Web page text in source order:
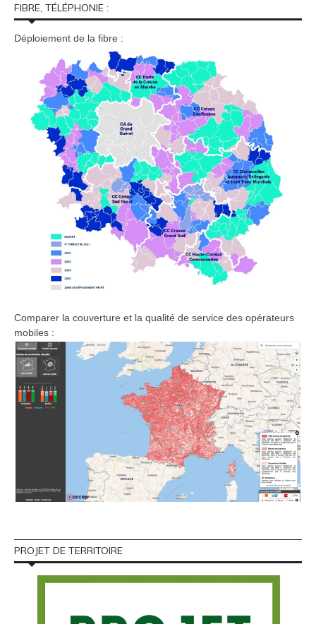
FIBRE, TÉLÉPHONIE :
Déploiement de la fibre :
Comparer la couverture et la qualité de service des opérateurs
mobiles :
PROJET DE TERRITOIRE